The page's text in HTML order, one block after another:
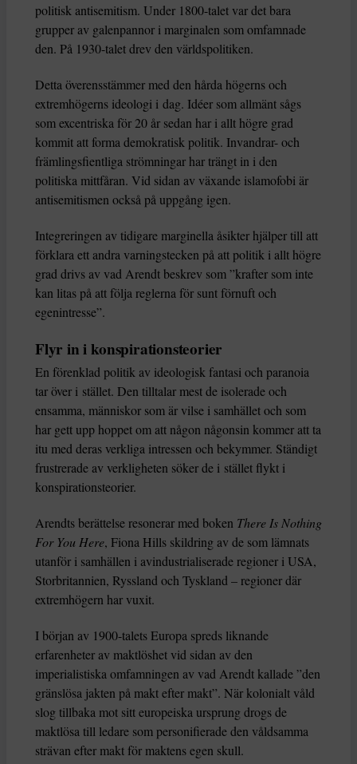
politisk antisemitism. Under 1800-talet var det bara
grupper av galenpannor i marginalen som omfamnade
den. På 1930-talet drev den världspolitiken.
Detta överensstämmer med den hårda högerns och
extremhögerns ideologi i dag. Idéer som allmänt sågs
som excentriska för 20 år sedan har i allt högre grad
kommit att forma demokratisk politik. Invandrar- och
främlingsfientliga strömningar har trängt in i den
politiska mittfåran. Vid sidan av växande islamofobi är
antisemitismen också på uppgång igen.
Integreringen av tidigare marginella åsikter hjälper till att
förklara ett andra varningstecken på att politik i allt högre
grad drivs av vad Arendt beskrev som ”krafter som inte
kan litas på att följa reglerna för sunt förnuft och
egenintresse”.
Flyr in i konspirationsteorier
En förenklad politik av ideologisk fantasi och paranoia
tar över i stället. Den tilltalar mest de isolerade och
ensamma, människor som är vilse i samhället och som
har gett upp hoppet om att någon någonsin kommer att ta
itu med deras verkliga intressen och bekymmer. Ständigt
frustrerade av verkligheten söker de i stället flykt i
konspirationsteorier.
Arendts berättelse resonerar med boken There Is Nothing
For You Here, Fiona Hills skildring av de som lämnats
utanför i samhällen i avindustrialiserade regioner i USA,
Storbritannien, Ryssland och Tyskland – regioner där
extremhögern har vuxit.
I början av 1900-talets Europa spreds liknande
erfarenheter av maktlöshet vid sidan av den
imperialistiska omfamningen av vad Arendt kallade ”den
gränslösa jakten på makt efter makt”. När kolonialt våld
slog tillbaka mot sitt europeiska ursprung drogs de
maktlösa till ledare som personifierade den våldsamma
strävan efter makt för maktens egen skull.